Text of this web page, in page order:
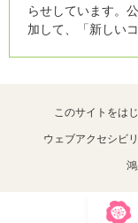
らせしています。
加して、「新しい
このサイトをは
ウェブアクセシビ